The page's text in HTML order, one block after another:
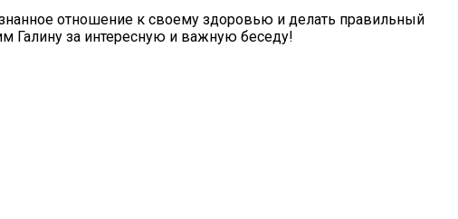
отношение к своему здоровью и делать правильный
Галину за интересную и важную беседу!